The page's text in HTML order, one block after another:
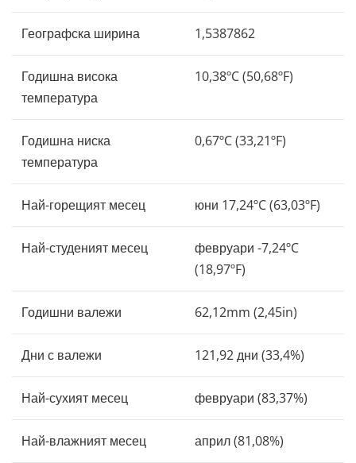
Географска ширина 1,5387862
Годишна висока
температура
10,38ºC (50,68ºF)
Годишна ниска
температура
0,67ºC (33,21ºF)
Най-горещият месец юни 17,24ºC (63,03ºF)
Най-студеният месец
февруари -7,24ºC
(18,97ºF)
Годишни валежи 62,12mm (2,45in)
Дни с валежи 121,92 дни (33,4%)
Най-сухият месец февруари (83,37%)
Най-влажният месец април (81,08%)